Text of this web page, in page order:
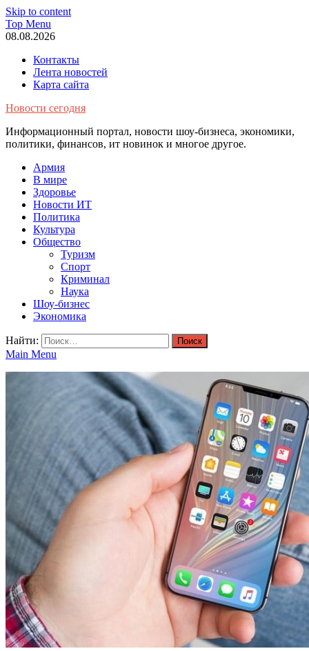
Skip to content
Top Menu
08.08.2026
Контакты
Лента новостей
Карта сайта
Новости сегодня
Информационный портал, новости шоу-бизнеса, экономики,
политики, финансов, ит новинок и многое другое.
Армия
В мире
Здоровье
Новости ИТ
Политика
Культура
Общество
Туризм
Спорт
Криминал
Наука
Шоу-бизнес
Экономика
Найти:
Main Menu